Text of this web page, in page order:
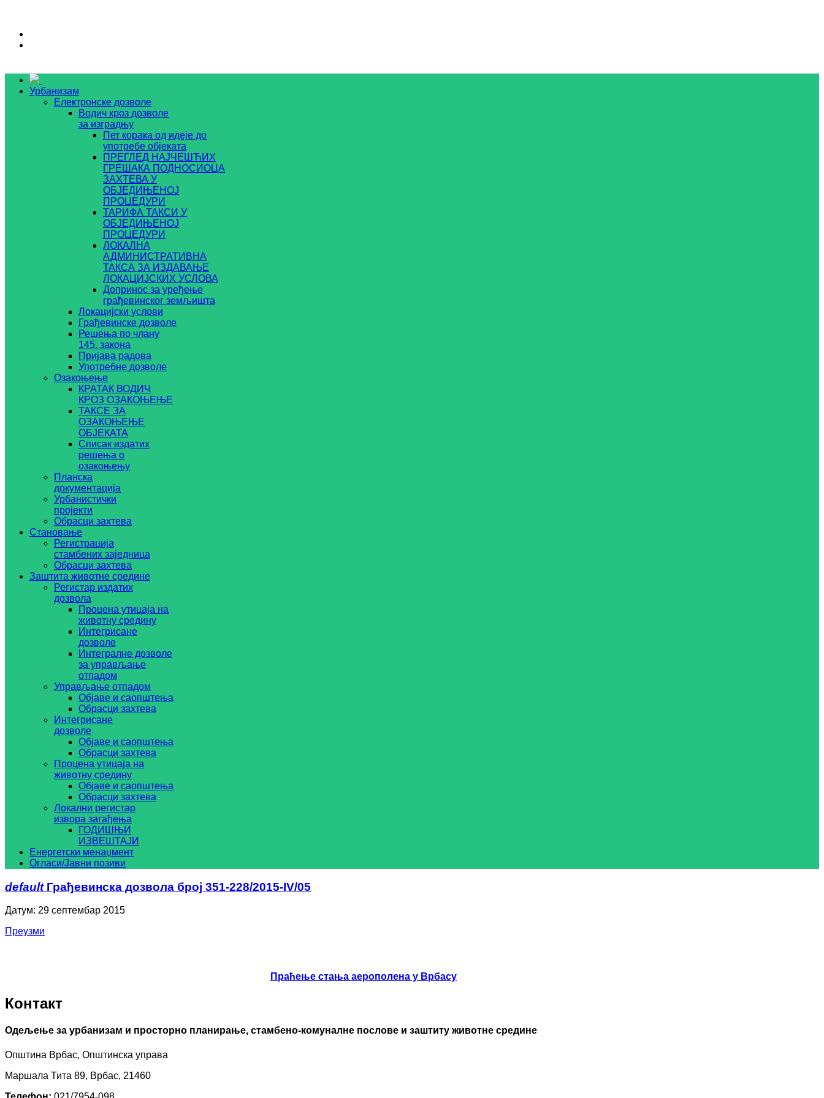
Урбанизам
Електронске дозволе
Водич кроз дозволе
за изградњу
Пет корака од идеје до
употребе објеката
ПРЕГЛЕД НАЈЧЕШЋИХ
ГРЕШАКА ПОДНОСИОЦА
ЗАХТЕВА У
ОБЈЕДИЊЕНОЈ
ПРОЦЕДУРИ
ТАРИФА ТАКСИ У
ОБЈЕДИЊЕНОЈ
ПРОЦЕДУРИ
ЛОКАЛНА
АДМИНИСТРАТИВНА
ТАКСА ЗА ИЗДАВАЊЕ
ЛОКАЦИЈСКИХ УСЛОВА
Допринос за уређење
грађевинског земљишта
Локацијски услови
Грађевинске дозволе
Решења по члану
145. закона
Пријава радова
Употребне дозволе
Озакоњење
КРАТАК ВОДИЧ
КРОЗ ОЗАКОЊЕЊЕ
ТАКСЕ ЗА
ОЗАКОЊЕЊЕ
ОБЈЕКАТА
Списак издатих
решења о
озакоњењу
Планска
документација
Урбанистички
пројекти
Обрасци захтева
Становање
Регистрација
стамбених заједница
Обрасци захтева
Заштита животне средине
Регистар издатих
дозвола
Процена утицаја на
животну средину
Интегрисане
дозволе
Интегралне дозволе
за управљање
отпадом
Управљање отпадом
Објаве и саопштења
Обрасци захтева
Интегрисане
дозволе
Објаве и саопштења
Обрасци захтева
Процена утицаја на
животну средину
Објаве и саопштења
Обрасци захтева
Локални регистар
извора загађења
ГОДИШЊИ
ИЗВЕШТАЈИ
Енергетски менаџмент
Огласи/Јавни позиви
default Грађевинска дозвола број 351-228/2015-IV/05
Датум: 29 септембар 2015
Преузми
Праћење стања аерополена у Врбасу
Контакт
Одељење за урбанизам и просторно планирање, стамбено-комуналне послове и заштиту животне средине
Општина Врбас, Општинска управа
Маршала Тита 89, Врбас, 21460